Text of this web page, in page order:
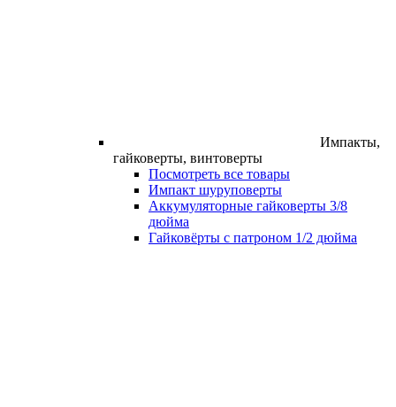
Импакты,
гайковерты, винтоверты
Посмотреть все товары
Импакт шуруповерты
Аккумуляторные гайковерты 3/8
дюйма
Гайковёрты с патроном 1/2 дюйма